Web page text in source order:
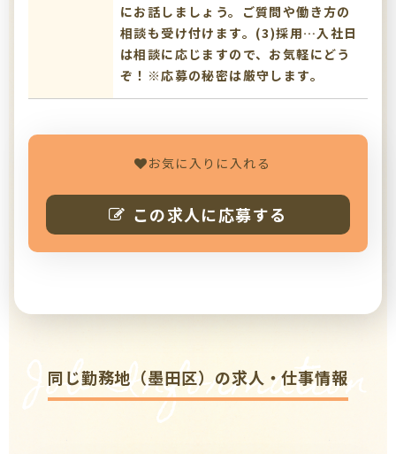
にお話しましょう。ご質問や働き方の
相談も受け付けます。(3)採用…入社日
は相談に応じますので、お気軽にどう
ぞ！※応募の秘密は厳守します。
お気に入りに入れる
この求人に応募する
Job Information
同じ勤務地（墨田区）の求人・仕事情報